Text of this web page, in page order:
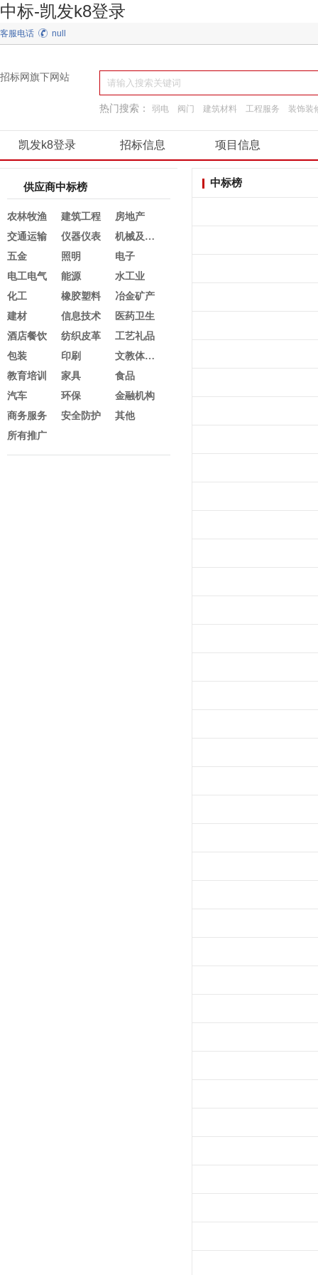
中标-凯发k8登录
客服电话 null
招标网旗下网站
热门搜索： 弱电 阀门 建筑材料 工程服务
装饰装
凯发k8登录 招标信息 项目信息
供应商中标榜
农林牧渔 建筑工程
房地产
交通运输
仪器仪表
机械及行业设备
五金
照明
电子
电工电气
能源
水工业
化工
橡胶塑料
冶金矿产
建材
信息技术
医药卫生
酒店餐饮
纺织皮革
工艺礼品
包装
印刷
文教体育及办公
教育培训
家具
食品
汽车
环保
金融机构
商务服务
安全防护
其他
所有推广
中标榜